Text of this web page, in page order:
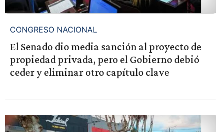
CONGRESO NACIONAL
El Senado dio media sanción al proyecto de
propiedad privada, pero el Gobierno debió
ceder y eliminar otro capítulo clave